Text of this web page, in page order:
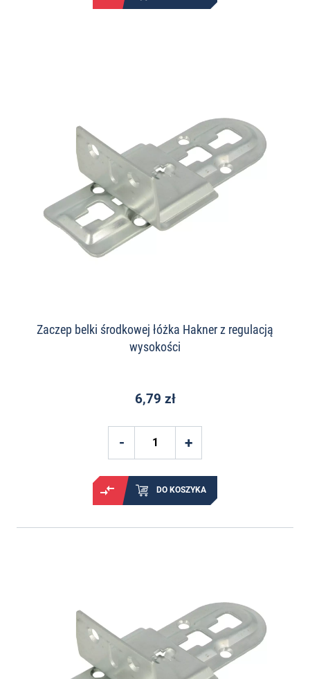
Zaczep belki środkowej łóżka Hakner z regulacją
wysokości
6,79 zł
DO KOSZYKA